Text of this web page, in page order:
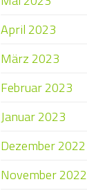
April 2023
März 2023
Februar 2023
Januar 2023
Dezember 2022
November 2022